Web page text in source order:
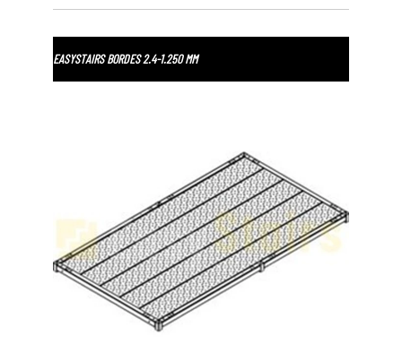
EASYSTAIRS BORDES 2.4-1.250 MM